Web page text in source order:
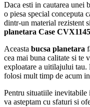
Daca esti in cautarea unei
o piesa special conceputa
dintr-un material rezistent
planetara Case
Aceasta bucsa planetara
cea mai buna calitate si te
exploatare a uitilajului tau.
folosi mult timp de acum
Pentru situatiile inevitabile
va asteptam cu sfaturi si